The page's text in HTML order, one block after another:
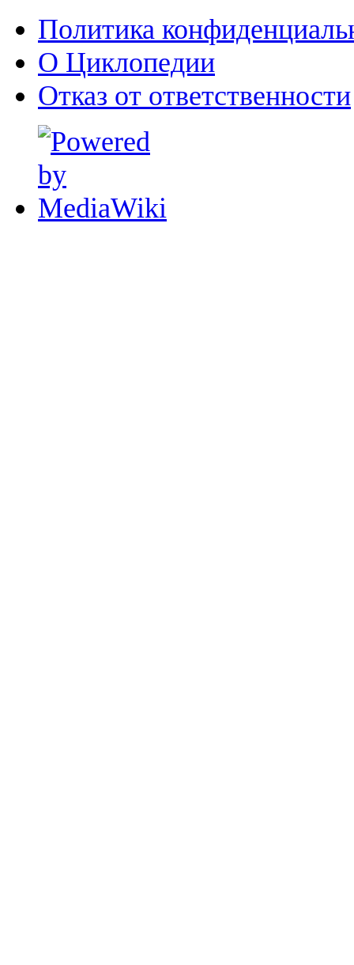
Политика
О Циклопедии
Отказ от ответственности